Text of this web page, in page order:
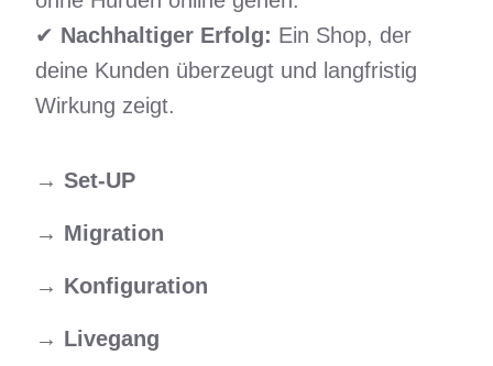
✔ Nachhaltiger Erfolg: Ein Shop, der
deine Kunden überzeugt und langfristig
Wirkung zeigt.
→ Set-UP
→ Migration
→ Konfiguration
→ Livegang